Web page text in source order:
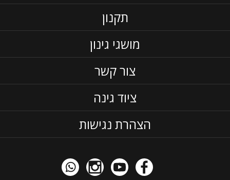
תקנון
מושגי גינון
צור קשר
ציוד גינה
הצהרת נגישות